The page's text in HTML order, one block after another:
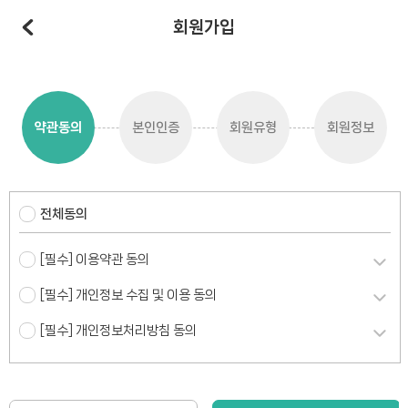
회원가입
약관동의 본인인증 회원유형 회원정보
전체동의
[필수] 이용약관 동의
[필수] 개인정보 수집 및 이용 동의
[필수] 개인정보처리방침 동의